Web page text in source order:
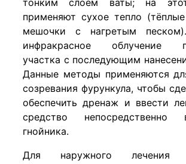
применяют сухое тепло
мешочки с нагретым
инфракрасное облучение
участка с последующим
Данные методы применяются
созревания фурункула, чтобы
обеспечить дренаж и ввести
средство
гнойника.
Для наружного лечения